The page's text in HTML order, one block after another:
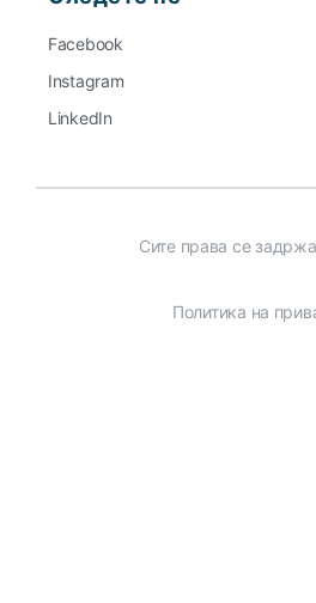
Facebook
Instagram
LinkedIn
Сите права се
Политика на